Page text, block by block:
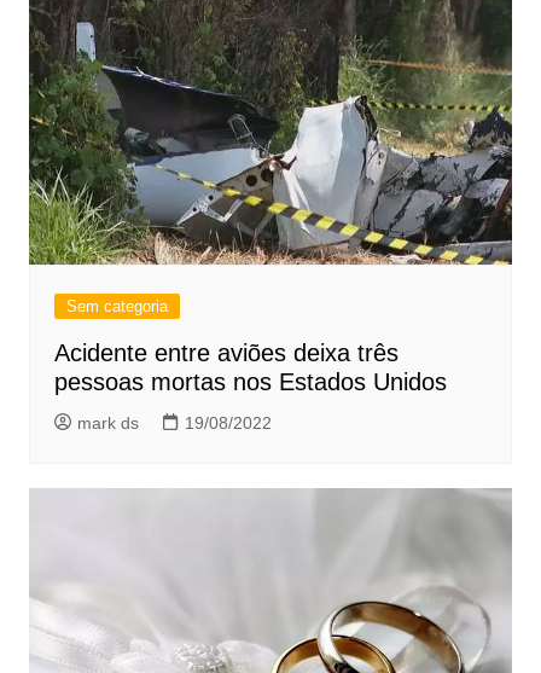
Sem categoria
Acidente entre aviões deixa três
pessoas mortas nos Estados Unidos
mark ds 19/08/2022